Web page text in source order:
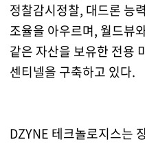
정찰감시정찰, 대드론 능
조율을 아우르며, 월드뷰
같은 자산을 보유한 전용
센티넬을 구축하고 있다.
DZYNE 테크놀로지스는